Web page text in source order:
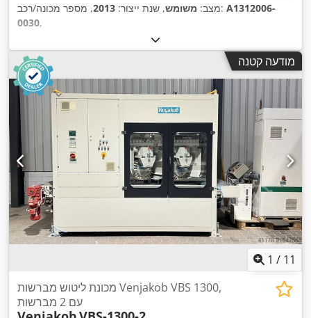
מצב: משומש, שנת ייצור: 2013 , מספר מכונה/רכב: A1312006-
0030,
מודעה קטנה
1 / 11
מכונת ליטוש מברשות Venjakob VBS 1300,
עם 2 מברשות